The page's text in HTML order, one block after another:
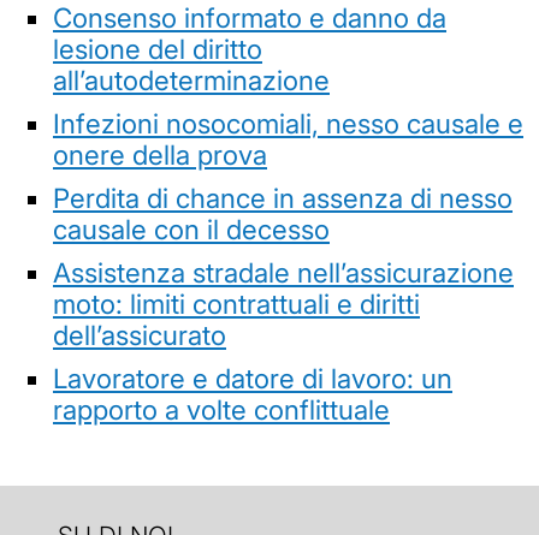
Consenso informato e danno da
lesione del diritto
all’autodeterminazione
Infezioni nosocomiali, nesso causale e
onere della prova
Perdita di chance in assenza di nesso
causale con il decesso
Assistenza stradale nell’assicurazione
moto: limiti contrattuali e diritti
dell’assicurato
Lavoratore e datore di lavoro: un
rapporto a volte conflittuale